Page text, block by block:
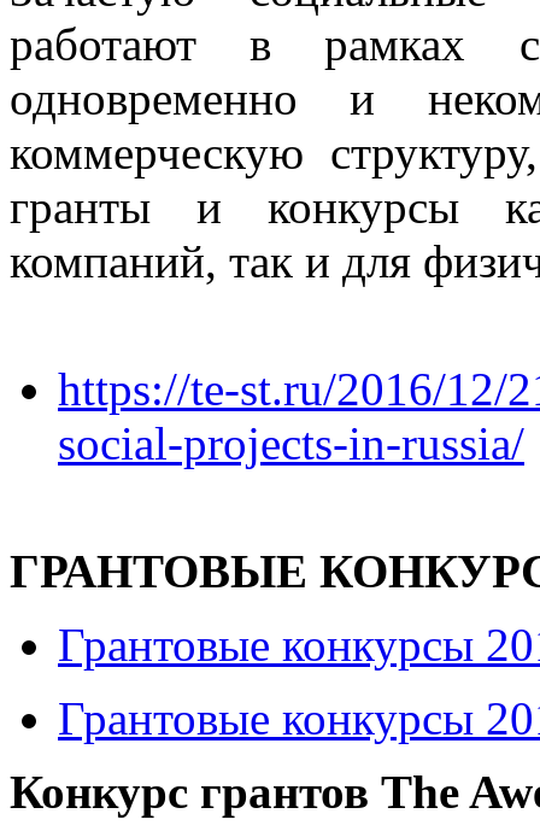
работают в рамках
одновременно и
коммерческую
гранты и конкурсы
компаний, так и для
https://te-st.ru/2016/12/
social-projects-in-russia/
ГРАНТОВЫЕ
Грантовые конкурсы
Грантовые конкурсы
Конкурс грантов The